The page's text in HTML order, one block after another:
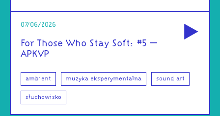
07/06/2026
For Those Who Stay Soft: #5 –
APKVP
ambient muzyka eksperymentalna sound art
słuchowisko